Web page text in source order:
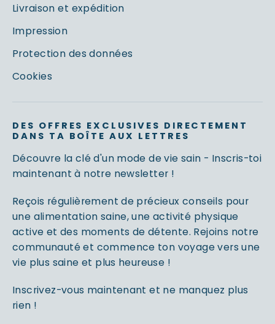
Livraison et expédition
Impression
Protection des données
Cookies
DES OFFRES EXCLUSIVES DIRECTEMENT
DANS TA BOÎTE AUX LETTRES
Découvre la clé d'un mode de vie sain - Inscris-toi
maintenant à notre newsletter !
Reçois régulièrement de précieux conseils pour
une alimentation saine, une activité physique
active et des moments de détente. Rejoins notre
communauté et commence ton voyage vers une
vie plus saine et plus heureuse !
Inscrivez-vous maintenant et ne manquez plus
rien !